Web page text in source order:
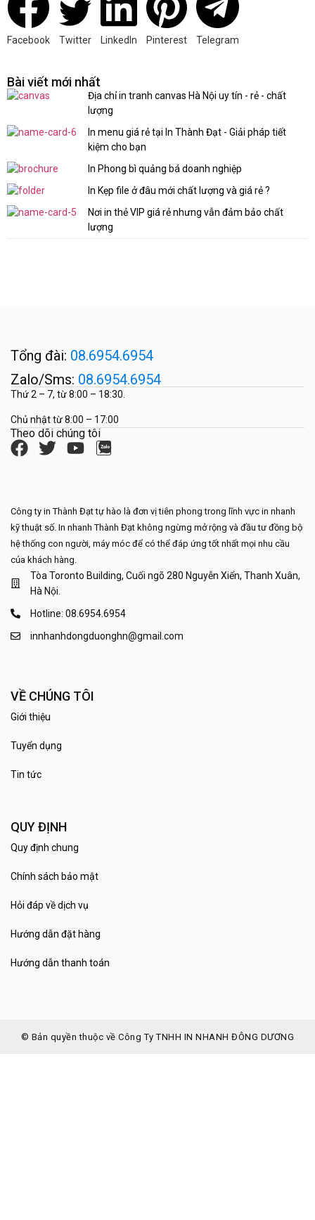
Facebook Twitter LinkedIn Pinterest Telegram
Bài viết mới nhất
Địa chỉ in tranh canvas Hà Nội uy tín - rẻ - chất
lượng
In menu giá rẻ tại In Thành Đạt - Giải pháp tiết
kiệm cho bạn
In Phong bì quảng bá doanh nghiệp
In Kẹp file ở đâu mới chất lượng và giá rẻ ?
Nơi in thẻ VIP giá rẻ nhưng vẫn đảm bảo chất
lượng
Công ty in Thành Đạt tự hào là đơn vị tiên phong trong lĩnh vực in nhanh
kỹ thuật số. In nhanh Thành Đạt không ngừng mở rộng và đầu tư đồng bộ
hệ thống con người, máy móc để có thể đáp ứng tốt nhất mọi nhu cầu
của khách hàng.
Tòa Toronto Building, Cuối ngõ 280 Nguyễn Xiển, Thanh Xuân,
Hà Nội.
Hotline: 08.6954.6954
innhanhdongduonghn@gmail.com
VỀ CHÚNG TÔI
Giới thiệu
Tuyển dụng
Tin tức
QUY ĐỊNH
Quy định chung
Chính sách bảo mật
Hỏi đáp về dịch vụ
Hướng dẫn đặt hàng
Hướng dẫn thanh toán
Tổng đài: 08.6954.6954
Zalo/Sms: 08.6954.6954
Thứ 2 – 7, từ 8:00 – 18:30.
Chủ nhật từ 8:00 – 17:00
Theo dõi chúng tôi
© Bản quyền thuộc về Công Ty TNHH IN NHANH ĐÔNG DƯƠNG